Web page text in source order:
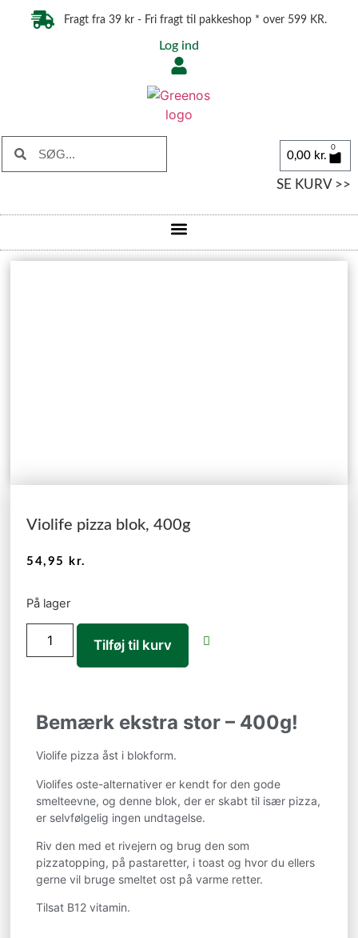
Fragt fra 39 kr - Fri fragt til pakkeshop * over 599 KR.
Log ind
0,00 kr.
0
SE KURV >>
Violife pizza blok, 400g
54,95 kr.
På lager
Tilføj til kurv
Bemærk ekstra stor – 400g!
Violife pizza åst i blokform.
Violifes oste-alternativer er kendt for den gode
smelteevne, og denne blok, der er skabt til især pizza,
er selvfølgelig ingen undtagelse.
Riv den med et rivejern og brug den som
pizzatopping, på pastaretter, i toast og hvor du ellers
gerne vil bruge smeltet ost på varme retter.
Tilsat B12 vitamin.